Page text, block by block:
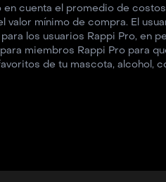
en cuenta el promedio de
valor mínimo de compra. El
los usuarios Rappi Pro, en
miembros Rappi Pro para
de tu mascota, alcohol,